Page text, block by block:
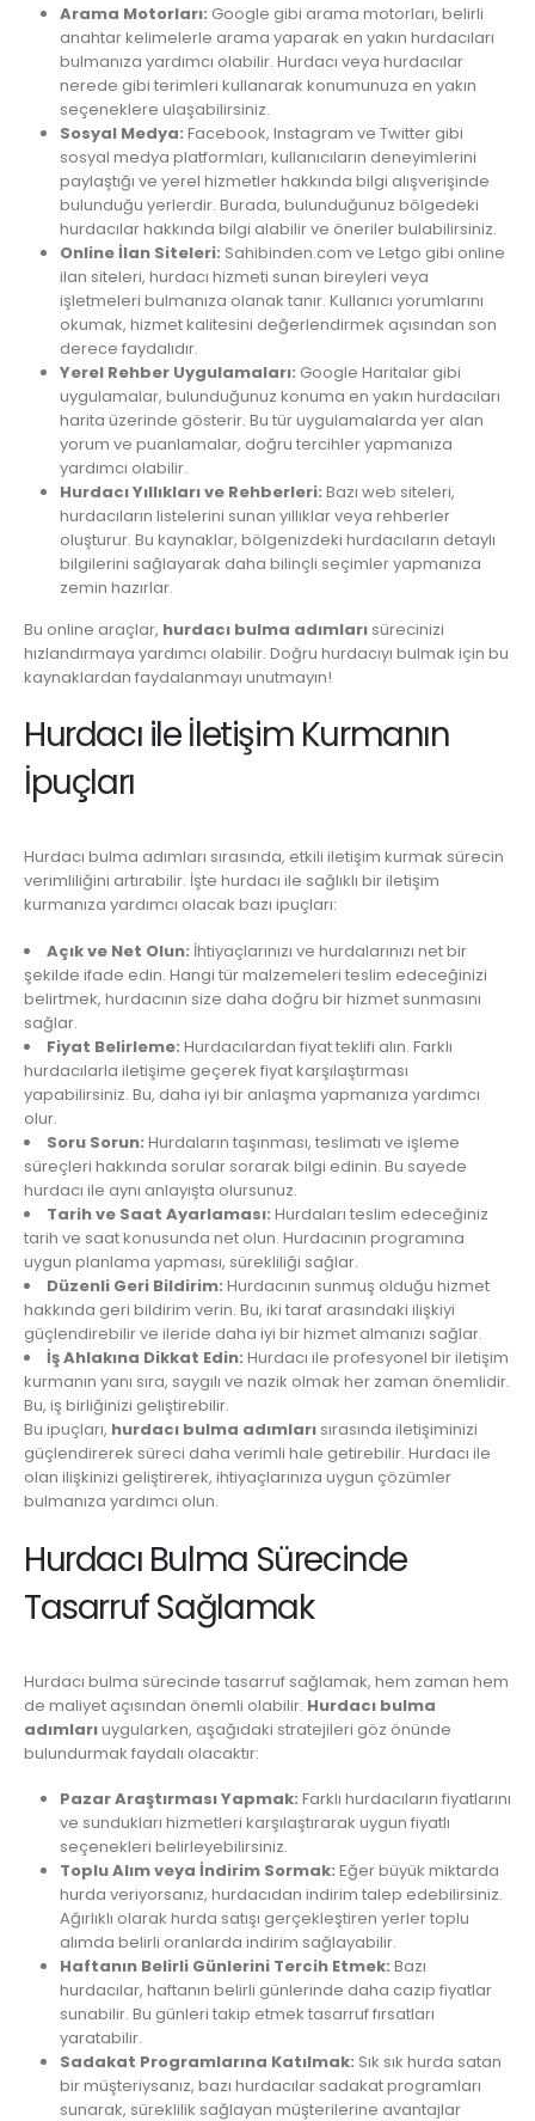
Arama Motorları: Google gibi arama motorları, belirli
anahtar kelimelerle arama yaparak en yakın hurdacıları
bulmanıza yardımcı olabilir. Hurdacı veya hurdacılar
nerede gibi terimleri kullanarak konumunuza en yakın
seçeneklere ulaşabilirsiniz.
Sosyal Medya: Facebook, Instagram ve Twitter gibi
sosyal medya platformları, kullanıcıların deneyimlerini
paylaştığı ve yerel hizmetler hakkında bilgi alışverişinde
bulunduğu yerlerdir. Burada, bulunduğunuz bölgedeki
hurdacılar hakkında bilgi alabilir ve öneriler bulabilirsiniz.
Online İlan Siteleri: Sahibinden.com ve Letgo gibi online
ilan siteleri, hurdacı hizmeti sunan bireyleri veya
işletmeleri bulmanıza olanak tanır. Kullanıcı yorumlarını
okumak, hizmet kalitesini değerlendirmek açısından son
derece faydalıdır.
Yerel Rehber Uygulamaları: Google Haritalar gibi
uygulamalar, bulunduğunuz konuma en yakın hurdacıları
harita üzerinde gösterir. Bu tür uygulamalarda yer alan
yorum ve puanlamalar, doğru tercihler yapmanıza
yardımcı olabilir.
Hurdacı Yıllıkları ve Rehberleri: Bazı web siteleri,
hurdacıların listelerini sunan yıllıklar veya rehberler
oluşturur. Bu kaynaklar, bölgenizdeki hurdacıların detaylı
bilgilerini sağlayarak daha bilinçli seçimler yapmanıza
zemin hazırlar.
Bu online araçlar, hurdacı bulma adımları sürecinizi
hızlandırmaya yardımcı olabilir. Doğru hurdacıyı bulmak için bu
kaynaklardan faydalanmayı unutmayın!
Hurdacı ile İletişim Kurmanın
İpuçları
Hurdacı bulma adımları sırasında, etkili iletişim kurmak sürecin
verimliliğini artırabilir. İşte hurdacı ile sağlıklı bir iletişim
kurmanıza yardımcı olacak bazı ipuçları:
Açık ve Net Olun: İhtiyaçlarınızı ve hurdalarınızı net bir
şekilde ifade edin. Hangi tür malzemeleri teslim edeceğinizi
belirtmek, hurdacının size daha doğru bir hizmet sunmasını
sağlar.
Fiyat Belirleme: Hurdacılardan fiyat teklifi alın. Farklı
hurdacılarla iletişime geçerek fiyat karşılaştırması
yapabilirsiniz. Bu, daha iyi bir anlaşma yapmanıza yardımcı
olur.
Soru Sorun: Hurdaların taşınması, teslimatı ve işleme
süreçleri hakkında sorular sorarak bilgi edinin. Bu sayede
hurdacı ile aynı anlayışta olursunuz.
Tarih ve Saat Ayarlaması: Hurdaları teslim edeceğiniz
tarih ve saat konusunda net olun. Hurdacının programına
uygun planlama yapması, sürekliliği sağlar.
Düzenli Geri Bildirim: Hurdacının sunmuş olduğu hizmet
hakkında geri bildirim verin. Bu, iki taraf arasındaki ilişkiyi
güçlendirebilir ve ileride daha iyi bir hizmet almanızı sağlar.
İş Ahlakına Dikkat Edin: Hurdacı ile profesyonel bir iletişim
kurmanın yanı sıra, saygılı ve nazik olmak her zaman önemlidir.
Bu, iş birliğinizi geliştirebilir.
Bu ipuçları, hurdacı bulma adımları sırasında iletişiminizi
güçlendirerek süreci daha verimli hale getirebilir. Hurdacı ile
olan ilişkinizi geliştirerek, ihtiyaçlarınıza uygun çözümler
bulmanıza yardımcı olun.
Hurdacı Bulma Sürecinde
Tasarruf Sağlamak
Hurdacı bulma sürecinde tasarruf sağlamak, hem zaman hem
de maliyet açısından önemli olabilir. Hurdacı bulma
adımlarıuygularken, aşağıdaki stratejileri göz önünde
bulundurmak faydalı olacaktır:
Pazar Araştırması Yapmak: Farklı hurdacıların fiyatlarını
ve sundukları hizmetleri karşılaştırarak uygun fiyatlı
seçenekleri belirleyebilirsiniz.
Toplu Alım veya İndirim Sormak: Eğer büyük miktarda
hurda veriyorsanız, hurdacıdan indirim talep edebilirsiniz.
Ağırlıklı olarak hurda satışı gerçekleştiren yerler toplu
alımda belirli oranlarda indirim sağlayabilir.
Haftanın Belirli Günlerini Tercih Etmek: Bazı
hurdacılar, haftanın belirli günlerinde daha cazip fiyatlar
sunabilir. Bu günleri takip etmek tasarruf fırsatları
yaratabilir.
Sadakat Programlarına Katılmak: Sık sık hurda satan
bir müşteriysanız, bazı hurdacılar sadakat programları
sunarak, süreklilik sağlayan müşterilerine avantajlar